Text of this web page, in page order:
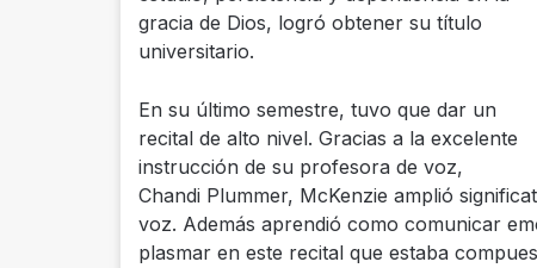
gracia de Dios, logró obtener su título
universitario.
En su último semestre, tuvo que dar un
recital de alto nivel. Gracias a la excelente
instrucción de su profesora de voz,
Chandi Plummer, McKenzie amplió
voz. Además aprendió como comunicar
plasmar en este recital que estaba